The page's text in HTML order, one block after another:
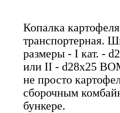
Копалка
транспортерная.
размеры - I кат. -
или II - d28х25
не просто
сборочным
бункере.